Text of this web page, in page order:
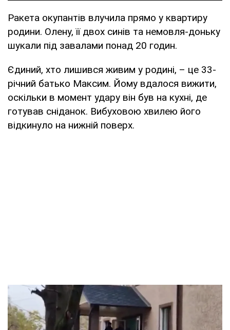
Ракета окупантів влучила прямо у квартиру
родини. Олену, її двох синів та немовля-доньку
шукали під завалами понад 20 годин.
Єдиний, хто лишився живим у родині, – це 33-
річний батько Максим. Йому вдалося вижити,
оскільки в момент удару він був на кухні, де
готував сніданок. Вибуховою хвилею його
відкинуло на нижній поверх.